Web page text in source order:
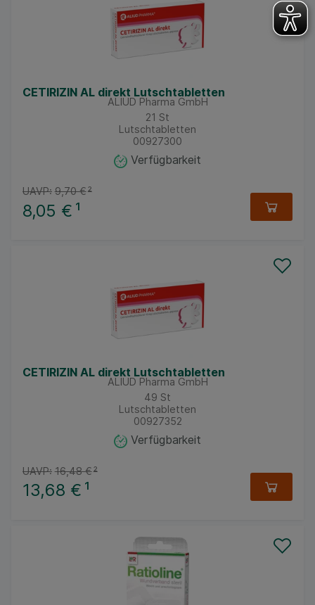
CETIRIZIN AL direkt Lutschtabletten
ALIUD Pharma GmbH
21 St
Lutschtabletten
00927300
Verfügbarkeit
8,05 € ¹
UAVP: 9,70 €²
CETIRIZIN AL direkt Lutschtabletten
ALIUD Pharma GmbH
49 St
Lutschtabletten
00927352
Verfügbarkeit
13,68 € ¹
UAVP: 16,48 €²